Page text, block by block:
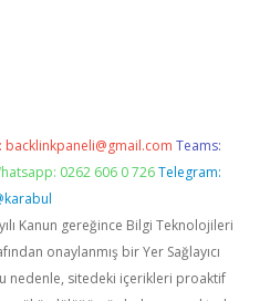
backlinkpaneli@gmail.com Teams:
0262 606 0 726 Telegram:
Kanun gereğince Bilgi Teknolojileri
onaylanmış bir Yer Sağlayıcı
nedenle, sitedeki içerikleri proaktif